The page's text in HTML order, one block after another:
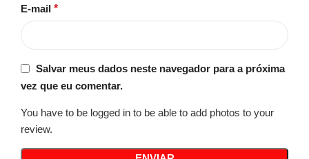
E-mail *
Salvar meus dados neste navegador para a próxima
vez que eu comentar.
You have to be logged in to be able to add photos to your
review.